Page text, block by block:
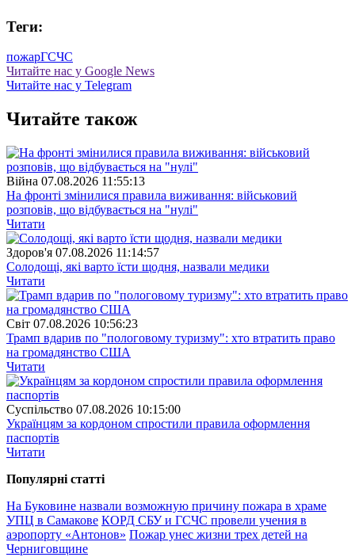
Теги:
пожарГСЧС
Читайте нас у Google News
Читайте нас у Telegram
Читайте також
Війна 07.08.2026 11:55:13
На фронті змінилися правила виживання: військовий
розповів, що відбувається на "нулі"
Читати
Здоров'я 07.08.2026 11:14:57
Солодощі, які варто їсти щодня, назвали медики
Читати
Свiт 07.08.2026 10:56:23
Трамп вдарив по "пологовому туризму": хто втратить право
на громадянство США
Читати
Суспiльство 07.08.2026 10:15:00
Українцям за кордоном спростили правила оформлення
паспортів
Читати
Популярнi статтi
На Буковине назвали возможную причину пожара в храме
УПЦ в Самакове КОРД СБУ и ГСЧС провели учения в
аэропорту «Антонов» Пожар унес жизни трех детей на
Черниговщине